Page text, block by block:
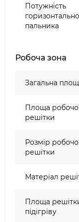
Сумісні
Чохол
чавунний
Потужність
пальника
Робоча зона
Загальна
Площа
решітки
Розмір
решітки
Матеріал
Площа
підігріву